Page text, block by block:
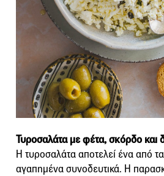
Τυροσαλάτα με φέτα, σκόρδο και
Η τυροσαλάτα αποτελεί ένα από τα
αγαπημένα συνοδευτικά. Η